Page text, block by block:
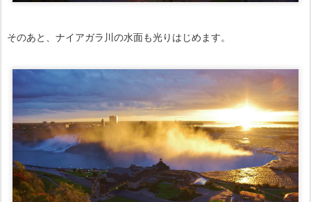
そのあと、ナイアガラ川の水面も光りはじめます。